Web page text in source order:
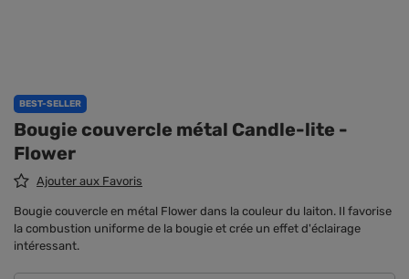
BEST-SELLER
Bougie couvercle métal Candle-lite -
Flower
Ajouter aux Favoris
Bougie couvercle en métal Flower dans la couleur du laiton. Il favorise
la combustion uniforme de la bougie et crée un effet d'éclairage
intéressant.